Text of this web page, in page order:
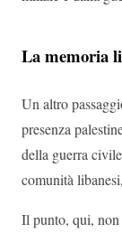
La memoria
Un altro
presenza
della guerra
comunità
Il punto, qui, non